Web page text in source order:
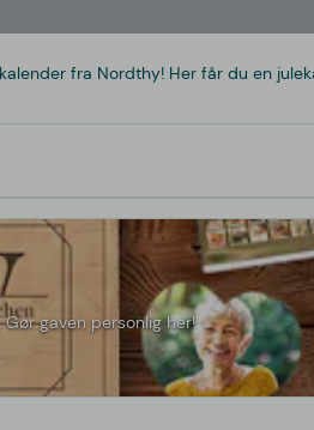
fra Nordthy! Her får du en
gaven personlig her!